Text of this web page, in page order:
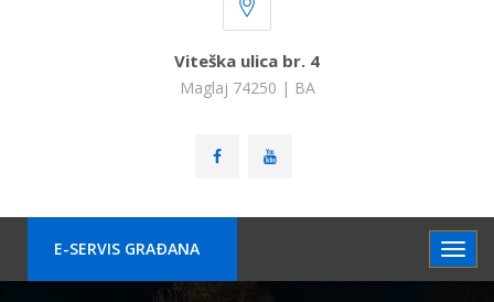
Viteška ulica br. 4
Maglaj 74250 | BA
E-SERVIS GRAÐANA